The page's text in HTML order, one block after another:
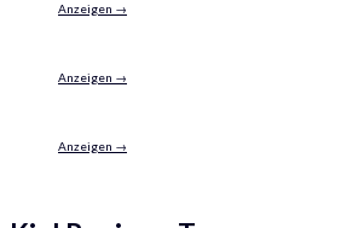
Anzeigen →
Anzeigen →
Anzeigen →